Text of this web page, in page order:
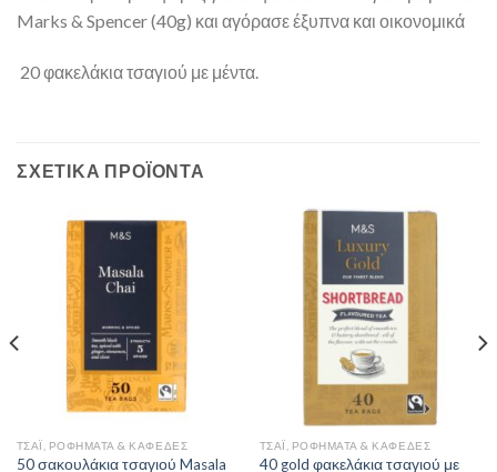
Marks & Spencer (40g) και αγόρασε έξυπνα και οικονομικά
20 φακελάκια τσαγιού με μέντα.
ΣΧΕΤΙΚΆ ΠΡΟΪΌΝΤΑ
ΤΣΆΙ, ΡΟΦΉΜΑΤΑ & ΚΑΦΈΔΕΣ
50 σακουλάκια τσαγιού Masala
ΤΣΆΙ, ΡΟΦΉΜΑΤΑ & ΚΑΦΈΔΕΣ
40 gold φακελάκια τσαγιού με